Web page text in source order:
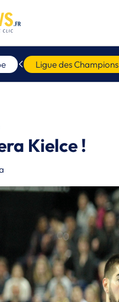
Ligue des Champions
Kielce !